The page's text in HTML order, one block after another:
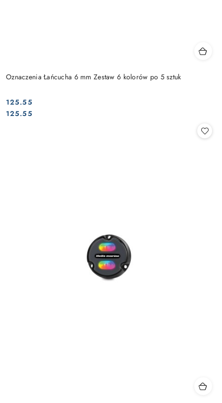
Oznaczenia Łańcucha 6 mm Zestaw 6 kolorów po 5 sztuk
Cena:
125.55
Cena:
125.55